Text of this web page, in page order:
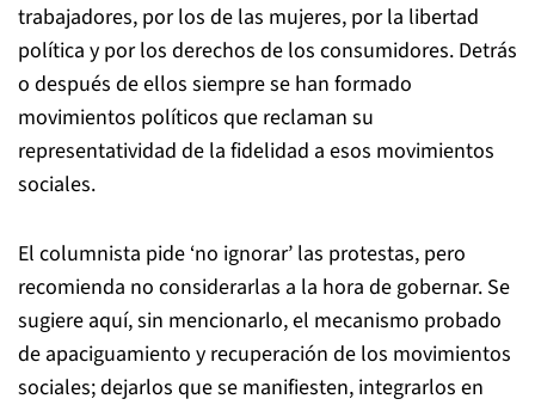
trabajadores, por los de las mujeres, por la libertad
política y por los derechos de los consumidores. Detrás
o después de ellos siempre se han formado
movimientos políticos que reclaman su
representatividad de la fidelidad a esos movimientos
sociales.
El columnista pide ‘no ignorar’ las protestas, pero
recomienda no considerarlas a la hora de gobernar. Se
sugiere aquí, sin mencionarlo, el mecanismo probado
de apaciguamiento y recuperación de los movimientos
sociales; dejarlos que se manifiesten, integrarlos en